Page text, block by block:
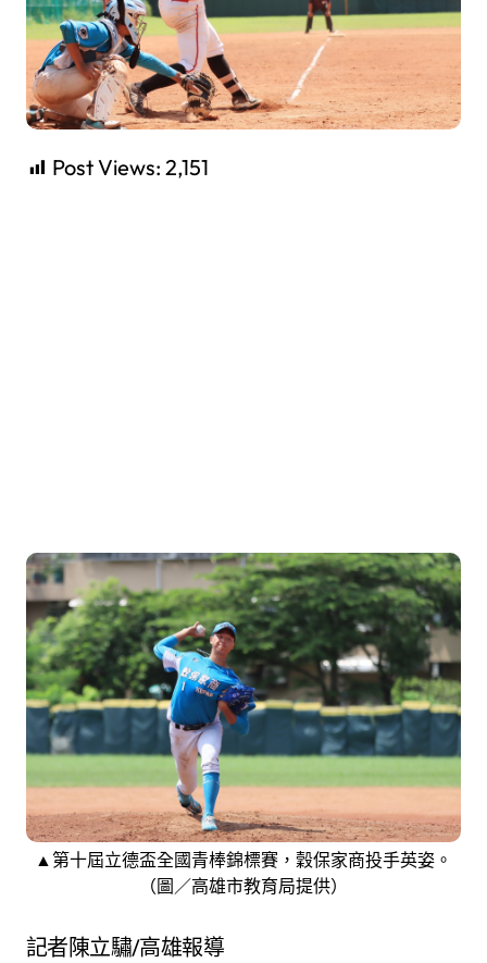
Post Views: 2,151
▲第十屆立德盃全國青棒錦標賽，穀保家商投手英姿。
（圖／高雄市教育局提供）
記者陳立驌/高雄報導